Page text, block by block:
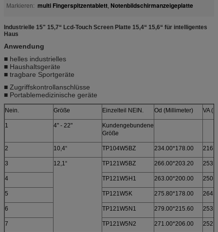
Markieren: multi Fingerspitzentablett, Notenbildschirmanzeigeplatte
Industrielle 15" 15,7“ Lcd-Touch Screen Platte 15,4“ 15,6“ für intelligentes
Haus
Anwendung
■ helles industrielles
■ Haushaltsgeräte
■ tragbare Sportgeräte
■ Zugriffskontrollanschlüsse
■ Portablemedizinische geräte
Nein. Größe Einzelteil NEIN. Od (Millimeter) VA
1 4" - 22"
Kundengebundene
Größe
2 10,4“ TP104W5BZ 234.00*178.00
3 12,1“ TP121W5BZ 266.00*203.20
4 TP121W5H1 263.00*200.00
5 TP121W5K 275.80*178.00
6 TP121W5N1 279.00*215.60
7 TP121W5N2 271.00*206.00